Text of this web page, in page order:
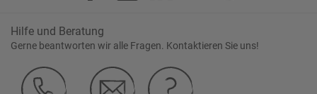
Hilfe und Beratung
Gerne beantworten wir alle Fragen. Kontaktieren Sie uns!